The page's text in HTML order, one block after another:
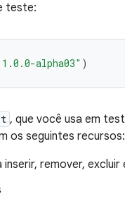
teste:
alpha03" )
, que você usa em
os seguintes recursos:
remover, excluir